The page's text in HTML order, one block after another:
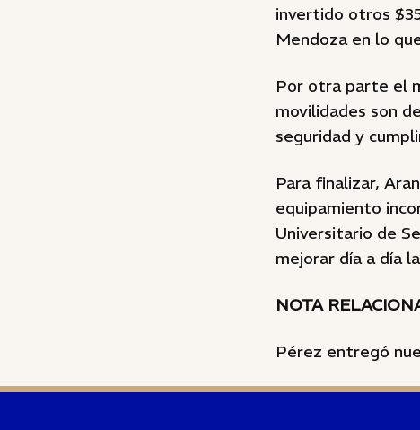
invertido otros
Mendoza en lo
Por otra parte el
movilidades son
seguridad y
Para finalizar,
equipamiento
Universitario de
mejorar día a día
NOTA
Pérez entregó